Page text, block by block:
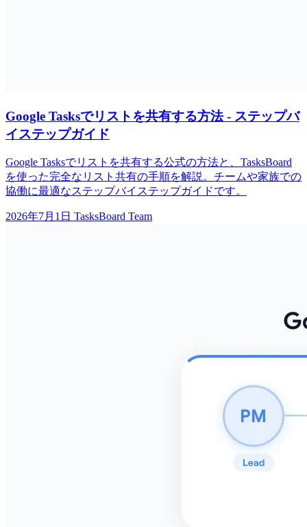
Google Tasksでリストを共有する方法 - ステップバ
イステップガイド
Google Tasksでリストを共有する公式の方法と、TasksBoard
を使った完全なリスト共有の手順を解説。チームや家族での
協働に最適なステップバイステップガイドです。
2026年7月1日 TasksBoard Team